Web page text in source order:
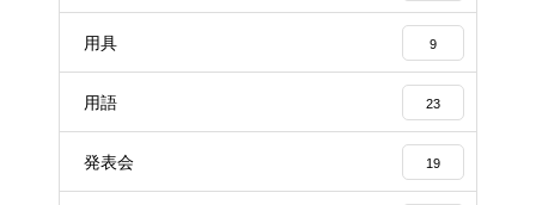
用具 9
用語 23
発表会 19